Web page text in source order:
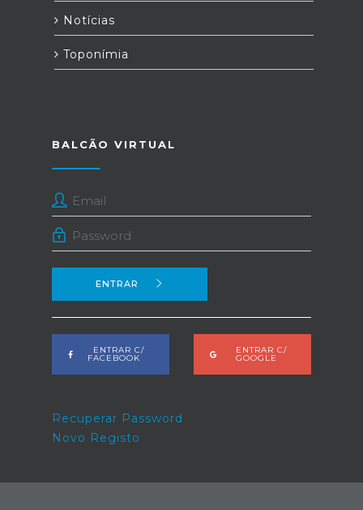
Notícias
Toponímia
BALCÃO VIRTUAL
ENTRAR
ENTRAR C/
FACEBOOK
ENTRAR C/
GOOGLE
Recuperar Password
Novo Registo